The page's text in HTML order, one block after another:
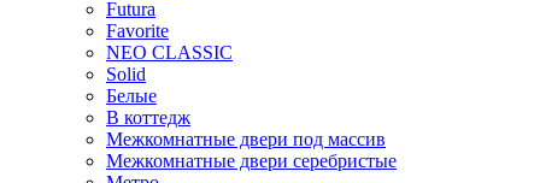
Futura
Favorite
NEO CLASSIC
Solid
Белые
В коттедж
Межкомнатные двери под массив
Межкомнатные двери серебристые